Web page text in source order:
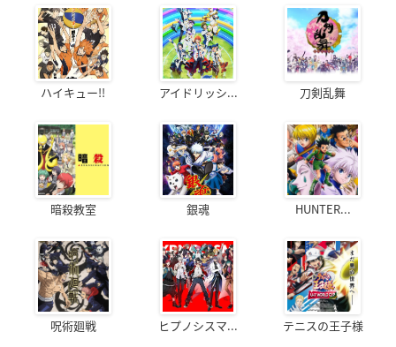
ハイキュー!! アイドリッシ... 刀剣乱舞
暗殺教室 銀魂 HUNTER...
呪術廻戦 ヒプノシスマ... テニスの王子様